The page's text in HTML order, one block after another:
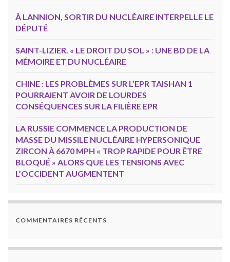
À LANNION, SORTIR DU NUCLÉAIRE INTERPELLE LE
DÉPUTÉ
SAINT-LIZIER. « LE DROIT DU SOL » : UNE BD DE LA
MÉMOIRE ET DU NUCLÉAIRE
CHINE : LES PROBLÈMES SUR L’EPR TAISHAN 1
POURRAIENT AVOIR DE LOURDES
CONSÉQUENCES SUR LA FILIÈRE EPR
LA RUSSIE COMMENCE LA PRODUCTION DE
MASSE DU MISSILE NUCLÉAIRE HYPERSONIQUE
ZIRCON À 6670 MPH « TROP RAPIDE POUR ÊTRE
BLOQUÉ » ALORS QUE LES TENSIONS AVEC
L’OCCIDENT AUGMENTENT
COMMENTAIRES RÉCENTS